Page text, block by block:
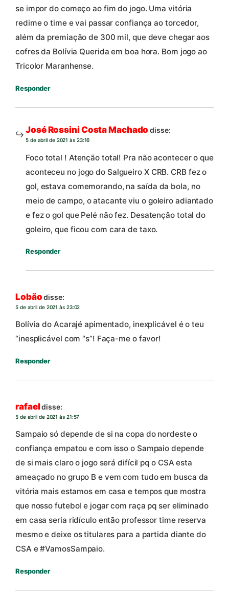
se impor do começo ao fim do jogo. Uma vitória
redime o time e vai passar confiança ao torcedor,
além da premiação de 300 mil, que deve chegar aos
cofres da Bolívia Querida em boa hora. Bom jogo ao
Tricolor Maranhense.
Responder
José Rossini Costa Machado disse:
5 de abril de 2021 às 23:16
Foco total ! Atenção total! Pra não acontecer o que
aconteceu no jogo do Salgueiro X CRB. CRB fez o
gol, estava comemorando, na saída da bola, no
meio de campo, o atacante viu o goleiro adiantado
e fez o gol que Pelé não fez. Desatenção total do
goleiro, que ficou com cara de taxo.
Responder
Lobão disse:
5 de abril de 2021 às 23:02
Bolívia do Acarajé apimentado, inexplicável é o teu
“inesplicável com “s”! Faça-me o favor!
Responder
rafaeldisse:
5 de abril de 2021 às 21:57
Sampaio só depende de si na copa do nordeste o
confiança empatou e com isso o Sampaio depende
de si mais claro o jogo será difícil pq o CSA esta
ameaçado no grupo B e vem com tudo em busca da
vitória mais estamos em casa e tempos que mostra
que nosso futebol e jogar com raça pq ser eliminado
em casa seria ridículo então professor time reserva
mesmo e deixe os titulares para a partida diante do
CSA e #VamosSampaio.
Responder